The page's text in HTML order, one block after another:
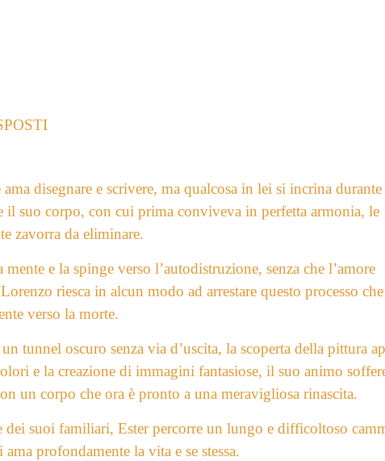
disegnare e scrivere, ma qualcosa in lei si incrina
il suo corpo, con cui prima conviveva in perfetta armonia, le
zavorra da eliminare.
e la spinge verso l’autodistruzione, senza che l’amore
riesca in alcun modo ad arrestare questo processo che
verso la morte.
tunnel oscuro senza via d’uscita, la scoperta della pittura
e la creazione di immagini fantasiose, il suo animo
un corpo che ora è pronto a una meravigliosa rinascita.
dei suoi familiari, Ester percorre un lungo e difficoltoso
profondamente la vita e se stessa.